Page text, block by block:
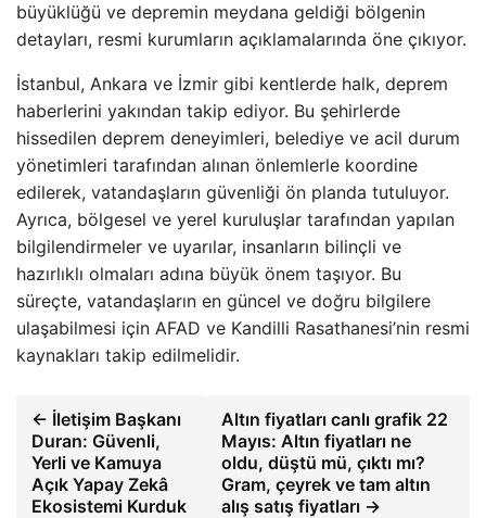
büyüklüğü ve depremin meydana geldiği bölgenin
detayları, resmi kurumların açıklamalarında öne çıkıyor.
İstanbul, Ankara ve İzmir gibi kentlerde halk, deprem
haberlerini yakından takip ediyor. Bu şehirlerde
hissedilen deprem deneyimleri, belediye ve acil durum
yönetimleri tarafından alınan önlemlerle koordine
edilerek, vatandaşların güvenliği ön planda tutuluyor.
Ayrıca, bölgesel ve yerel kuruluşlar tarafından yapılan
bilgilendirmeler ve uyarılar, insanların bilinçli ve
hazırlıklı olmaları adına büyük önem taşıyor. Bu
süreçte, vatandaşların en güncel ve doğru bilgilere
ulaşabilmesi için AFAD ve Kandilli Rasathanesi’nin resmi
kaynakları takip edilmelidir.
← İletişim Başkanı
Duran: Güvenli,
Yerli ve Kamuya
Açık Yapay Zekâ
Ekosistemi Kurduk
Altın fiyatları canlı grafik 22
Mayıs: Altın fiyatları ne
oldu, düştü mü, çıktı mı?
Gram, çeyrek ve tam altın
alış satış fiyatları →